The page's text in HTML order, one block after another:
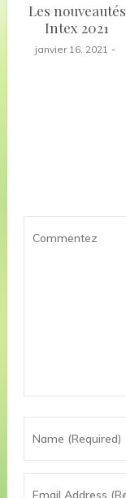
Les nouveautés
Intex 2021
janvier 16, 2021